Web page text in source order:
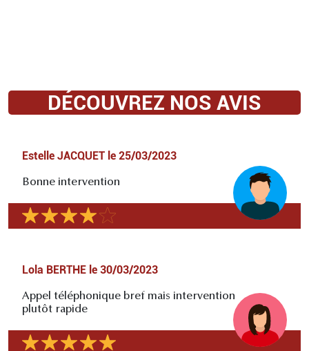
DÉCOUVREZ NOS AVIS
Estelle JACQUET le 25/03/2023
Bonne intervention
Lola BERTHE le 30/03/2023
Appel téléphonique bref mais intervention
plutôt rapide